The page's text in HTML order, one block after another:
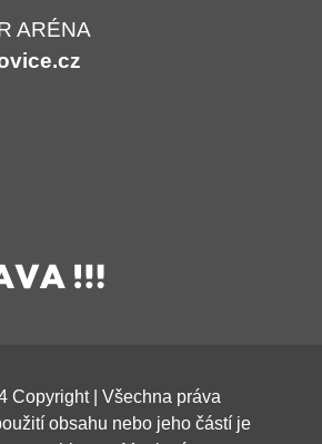
ARÉNA
Copyright | Všechna práva
obsahu nebo jeho částí je